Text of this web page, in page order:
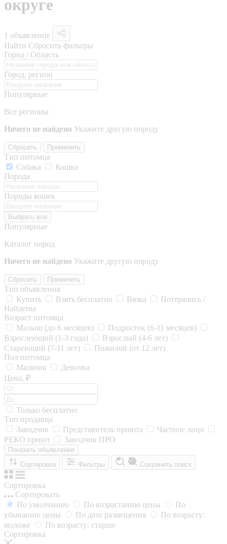
округе
1 объявление
Найти Сбросить фильтры
Город / Область
Город, регион
Популярные
Все регионы
Ничего не найдено Укажите другую породу
Сбросить Применить
Тип питомца
Собака
Кошка
Порода
Породы кошек
Выбрать все
Популярные
Каталог пород
Ничего не найдено Укажите другую породу
Сбросить Применить
Тип объявления
Купить
Взять бесплатно Вязка
Потерялись /
Найдены
Возраст питомца
Малыш (до 6 месяцев)
Подросток (6-11 месяцев)
Взрослеющий (1-3 года)
Взрослый (4-6 лет)
Стареющий (7-11 лет)
Пожилой (от 12 лет)
Пол питомца
Мальчик
Девочка
Цена, ₽
Только бесплатно
Тип продавца
Заводчик
Представитель приюта
Частное лицо
РЕКО приют
Заводчик ПРО
Показать объявления
Сортировка
Фильтры Сохранить поиск
Сортировка
Сортировать
По умолчанию
По возрастанию цены
По
убыванию цены
По дате размещения
По возрасту:
моложе
По возрасту: старше
Сортировка